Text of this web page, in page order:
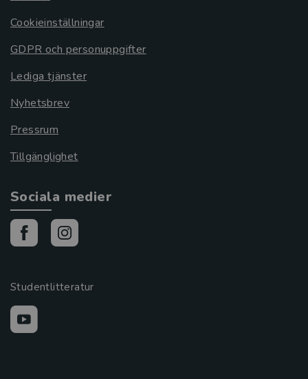
Cookieinställningar
GDPR och personuppgifter
Lediga tjänster
Nyhetsbrev
Pressrum
Tillgänglighet
Sociala medier
Studentlitteratur